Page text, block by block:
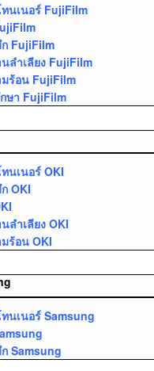
นเนอร์ FujiFilm
FujiFilm
ลำเลียง FujiFilm
ร้อน FujiFilm
ษา FujiFilm
นเนอร์ OKI
OKI
ลำเลียง OKI
ร้อน OKI
นเนอร์ Samsung
Samsung